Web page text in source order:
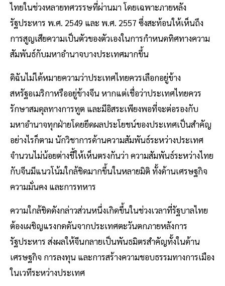
ไทยในช่วงหลายทศวรรษที่ผ่านมา โดยเฉพาะภายหลัง
รัฐประหาร พ.ศ. 2549 และ พ.ศ. 2557 ซึ่งสะท้อนให้เห็นถึง
การสูญเสียความเป็นตัวของตัวเองในการกำหนดทิศทางความ
สัมพันธ์กับมหาอำนาจบางประเทศมากขึ้น
ดิฉันไม่ได้หมายความว่าประเทศไทยควรเลือกอยู่ข้าง
สหรัฐอเมริกาหรืออยู่ข้างจีน หากแต่เชื่อว่าประเทศไทยควร
รักษาสมดุลทางการทูต และมีอิสระเพียงพอที่จะต่อรองกับ
มหาอำนาจทุกฝ่ายโดยยึดผลประโยชน์ของประเทศเป็นสำคัญ
อย่างไรก็ตาม นักวิชาการด้านความสัมพันธ์ระหว่างประเทศ
จำนวนไม่น้อยต่างชี้ให้เห็นตรงกันว่า ความสัมพันธ์ระหว่างไทย
กับจีนมีแนวโน้มใกล้ชิดมากขึ้นในหลายมิติ ทั้งด้านเศรษฐกิจ
ความมั่นคง และการทหาร
ความใกล้ชิดดังกล่าวส่วนหนึ่งเกิดขึ้นในช่วงเวลาที่รัฐบาลไทย
ต้องเผชิญแรงกดดันจากประเทศตะวันตกภายหลังการ
รัฐประหาร ส่งผลให้จีนกลายเป็นพันธมิตรสำคัญทั้งในด้าน
เศรษฐกิจ การลงทุน และการสร้างความชอบธรรมทางการเมือง
ในเวทีระหว่างประเทศ